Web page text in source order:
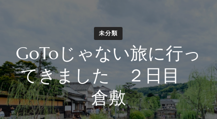
未分類
GoToじゃない旅に行っ
てきました ２日目
倉敷